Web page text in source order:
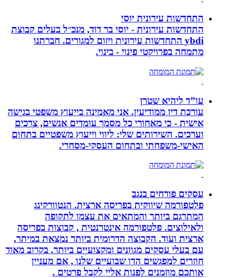
התחדשות עירונית יוסי
התחדשות עירונית - יוסי בר דוד, מנכ״ל בעלים קבוצת
ybdi התחדשות עירונית ויזום למגורים. חברתנו
מתמחה בפרויקטי פינוי - בינוי.
עו”ד ליהיא שטרן
עורכת דין ממודיעין. אני מאמינה בייעוץ משפטי בגישה
אישית - כי מאחורי כל מסמך עומדים אנשים, צרכים
וערכים. השירותים שלי: ליווי וייעוץ משפטיים בתחום
האישי-משפחתי ובתחום העסקי-מסחרי.
עסקים פורחים בנגב
פלטפורמה שיווקית בפריסה ארצית. הנטוורקינג
המתרגם ביותר והמתאים את עצמו לתקופה
ולאילוצים. פלטפורמה אינטרנטית , קבוצות בפריסה
ארצית ועוד. הקבוצה הדרומית ביותר נמצאת במיתר,
עם בעלי עסקים מגוונים ומקצועיים ביותר. בקרוב מאוד
חוזרים למפגשים הדו שבועיים שלנו , אם מעניין
אותכם מוזמנים לפנות אליי לקבל פרטים .